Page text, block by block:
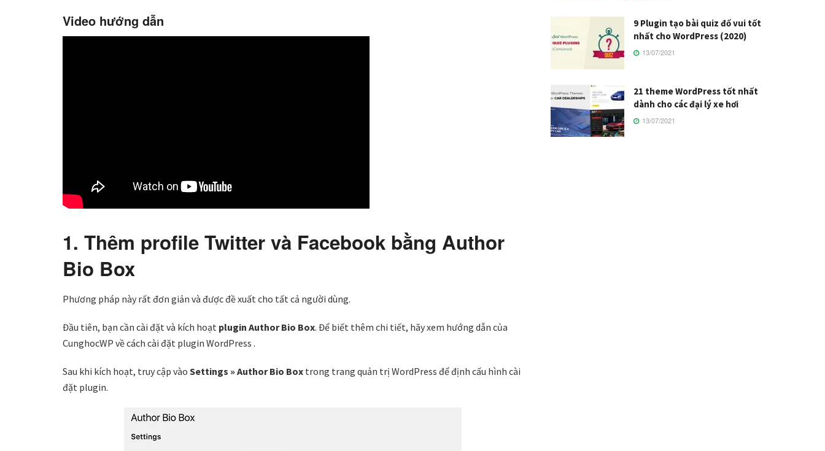
Video hướng dẫn
1. Thêm profile Twitter và Facebook bằng Author
Bio Box
Phương pháp này rất đơn giản và được đề xuất cho tất cả người dùng.
Đầu tiên, bạn cần cài đặt và kích hoạt plugin Author Bio Box. Để biết thêm chi tiết, hãy xem hướng dẫn của
CunghocWP về cách cài đặt plugin WordPress .
Sau khi kích hoạt, truy cập vào Settings » Author Bio Box trong trang quản trị WordPress để định cấu hình cài
đặt plugin.
9 Plugin tạo bài quiz đố vui tốt
nhất cho WordPress (2020)
13/07/2021
21 theme WordPress tốt nhất
dành cho các đại lý xe hơi
13/07/2021